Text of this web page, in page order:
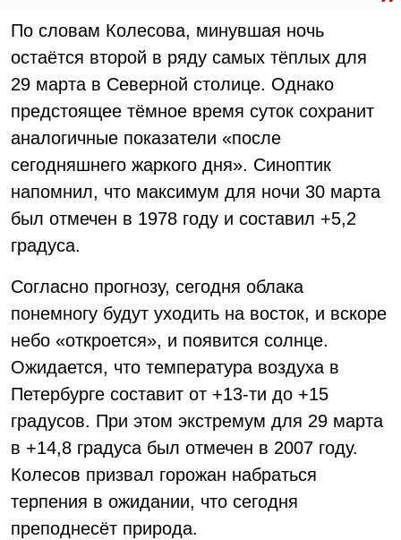
По словам Колесова, минувшая ночь
остаётся второй в ряду самых тёплых для
29 марта в Северной столице. Однако
предстоящее тёмное время суток сохранит
аналогичные показатели «после
сегодняшнего жаркого дня». Синоптик
напомнил, что максимум для ночи 30 марта
был отмечен в 1978 году и составил +5,2
градуса.
Согласно прогнозу, сегодня облака
понемногу будут уходить на восток, и вскоре
небо «откроется», и появится солнце.
Ожидается, что температура воздуха в
Петербурге составит от +13-ти до +15
градусов. При этом экстремум для 29 марта
в +14,8 градуса был отмечен в 2007 году.
Колесов призвал горожан набраться
терпения в ожидании, что сегодня
преподнесёт природа.